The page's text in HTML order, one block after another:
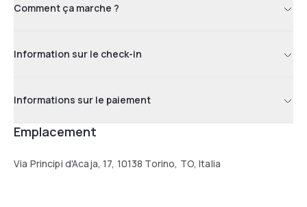
Comment ça marche ?
Information sur le check-in
Informations sur le paiement
Emplacement
Via Principi d'Acaja, 17, 10138 Torino, TO, Italia